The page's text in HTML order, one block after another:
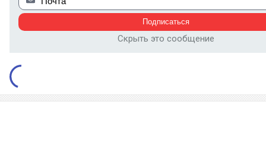
Скрыть это сообщение